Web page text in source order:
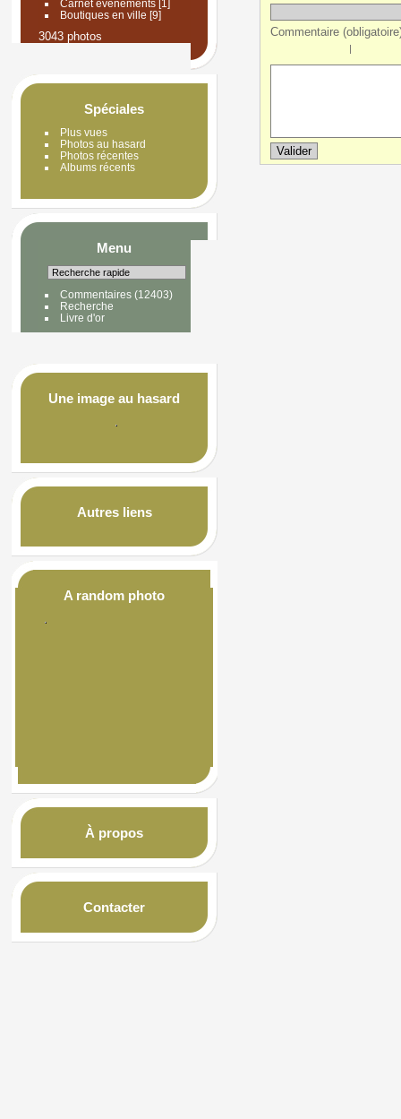
Carnet événements[1]
Boutiques en ville [9]
3043 photos
Spéciales
Plus vues
Photos au hasard
Photos récentes
Albums récents
Menu
Commentaires(12403)
Recherche
Livre d'or
Une image au hasard
Autres liens
A random photo
À propos
Contacter
Commentaire
|